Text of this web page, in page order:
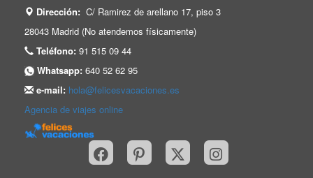
Dirección: C/ Ramirez de arellano 17, piso 3
28043 Madrid (No atendemos físicamente)
Teléfono: 91 515 09 44
Whatsapp: 640 52 62 95
e-mail: hola@felicesvacaciones.es
Agencia de viajes online